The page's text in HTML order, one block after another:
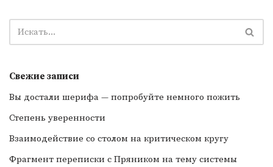
Свежие записи
Вы достали шерифа — попробуйте немного пожить
Степень уверенности
Взаимодействие со столом на критическом кругу
Фрагмент переписки с Пряником на тему системы